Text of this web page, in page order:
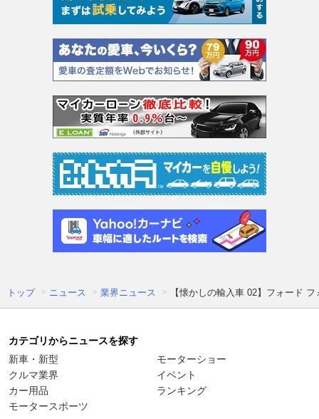
トップ ニュース 業界ニュース 【懐かしの輸入車 02】フォード
カテゴリからニュースを探す
新車・新型
クルマ業界
カー用品
モータースポーツ
モーターショー
イベント
ランキング